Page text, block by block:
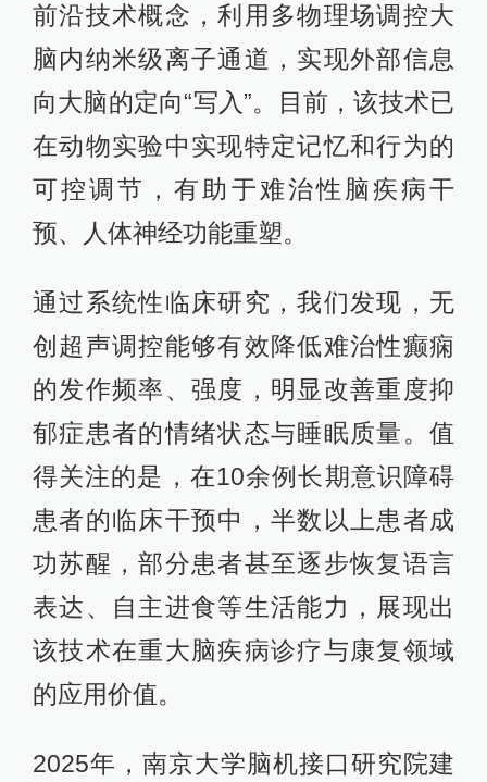
前沿技术概念，利用多物理场调控大
脑内纳米级离子通道，实现外部信息
向大脑的定向“写入”。目前，该技术已
在动物实验中实现特定记忆和行为的
可控调节，有助于难治性脑疾病干
预、人体神经功能重塑。
通过系统性临床研究，我们发现，无
创超声调控能够有效降低难治性癫痫
的发作频率、强度，明显改善重度抑
郁症患者的情绪状态与睡眠质量。值
得关注的是，在10余例长期意识障碍
患者的临床干预中，半数以上患者成
功苏醒，部分患者甚至逐步恢复语言
表达、自主进食等生活能力，展现出
该技术在重大脑疾病诊疗与康复领域
的应用价值。
2025年，南京大学脑机接口研究院建